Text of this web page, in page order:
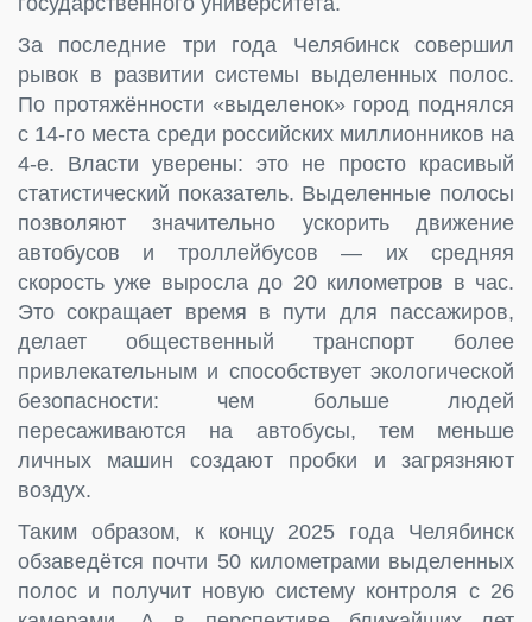
За последние три года Челябинск совершил
рывок в развитии системы выделенных полос.
По протяжённости «выделенок» город поднялся
с 14-го места среди российских миллионников на
4-е. Власти уверены: это не просто красивый
статистический показатель. Выделенные полосы
позволяют значительно ускорить движение
автобусов и троллейбусов — их средняя
скорость уже выросла до 20 километров в час.
Это сокращает время в пути для пассажиров,
делает общественный транспорт более
привлекательным и способствует экологической
безопасности: чем больше людей
пересаживаются на автобусы, тем меньше
личных машин создают пробки и загрязняют
воздух.
Таким образом, к концу 2025 года Челябинск
обзаведётся почти 50 километрами выделенных
полос и получит новую систему контроля с 26